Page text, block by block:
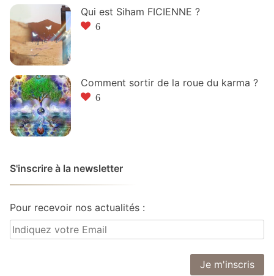
Qui est Siham FICIENNE ?
6
Comment sortir de la roue du karma ?
6
S'inscrire à la newsletter
Pour recevoir nos actualités :